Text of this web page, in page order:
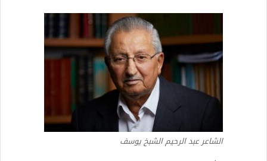
الشاعر عبد الرحيم الشبخ يوسف